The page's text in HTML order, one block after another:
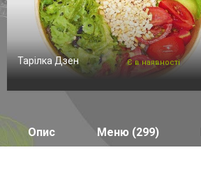
Тарілка Дзен Є в наявності
Опис Меню (299)